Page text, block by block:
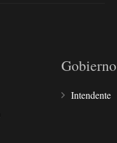
Gobierno
Intendente